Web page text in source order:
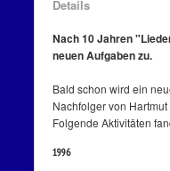
Details
Nach 10 Jahren
neuen Aufgaben zu.
Bald schon wird ein
Nachfolger von
Folgende Aktivitäten
1996